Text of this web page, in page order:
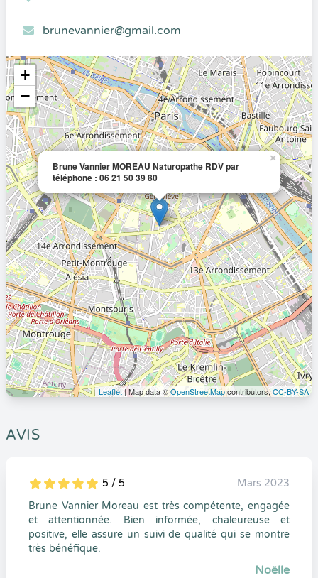
brunevannier@gmail.com
Brune Vannier MOREAU Naturopathe RDV par
téléphone : 06 21 50 39 80
×
+
−
Leaflet| Map data ©OpenStreetMapcontributors,CC-BY-SA
AVIS
5
1
5
0 5 / 5
Mars 2023
Brune Vannier Moreau est très compétente, engagée
et attentionnée. Bien informée, chaleureuse et
positive, elle assure un suivi de qualité qui se montre
très bénéfique.
Noëlle